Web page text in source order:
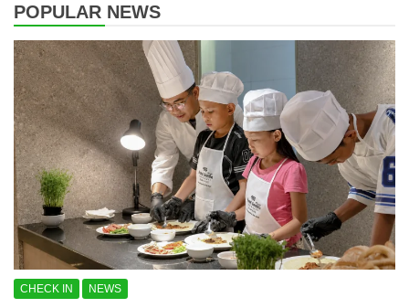
POPULAR NEWS
CHECK IN NEWS